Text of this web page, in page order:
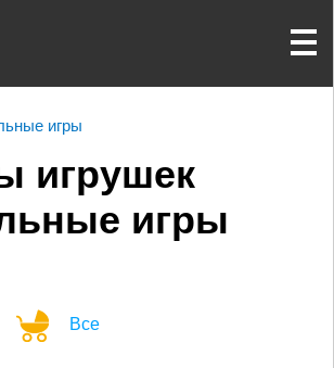
игры
игрушек
игры
Все